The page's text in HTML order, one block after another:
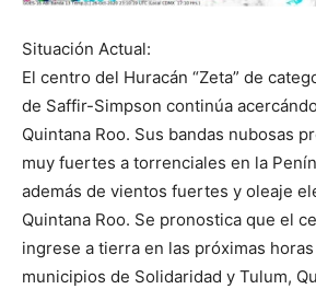
Situación Actual:
El centro del Huracán “Zeta” de
de Saffir-Simpson continúa
Quintana Roo. Sus bandas nubosas
muy fuertes a torrenciales en la
además de vientos fuertes y oleaje
Quintana Roo. Se pronostica que el
ingrese a tierra en las próximas
municipios de Solidaridad y Tulum,